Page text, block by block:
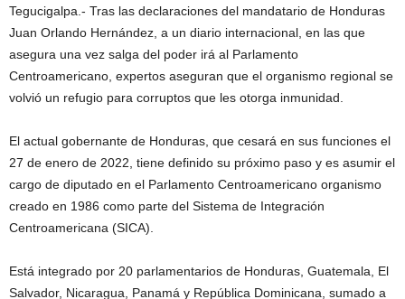
Tegucigalpa.- Tras las declaraciones del mandatario de Honduras
Juan Orlando Hernández, a un diario internacional, en las que
asegura una vez salga del poder irá al Parlamento
Centroamericano, expertos aseguran que el organismo regional se
volvió un refugio para corruptos que les otorga inmunidad.
El actual gobernante de Honduras, que cesará en sus funciones el
27 de enero de 2022, tiene definido su próximo paso y es asumir el
cargo de diputado en el Parlamento Centroamericano organismo
creado en 1986 como parte del Sistema de Integración
Centroamericana (SICA).
Está integrado por 20 parlamentarios de Honduras, Guatemala, El
Salvador, Nicaragua, Panamá y República Dominicana, sumado a